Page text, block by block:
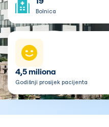
Bolnica
4,5 miliona
Godišnji prosijek pacijenta